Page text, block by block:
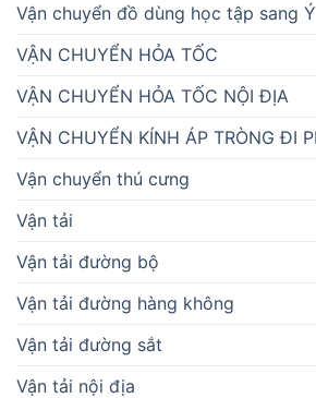
Vận chuyển đồ dùng học tập sang Ý
VẬN CHUYỂN HỎA TỐC
VẬN CHUYỂN HỎA TỐC NỘI ĐỊA
VẬN CHUYỂN KÍNH ÁP TRÒNG ĐI
Vận chuyển thú cưng
Vận tải
Vận tải đường bộ
Vận tải đường hàng không
Vận tải đường sắt
Vận tải nội địa